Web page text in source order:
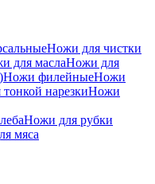
Ножи для чистки
для маслаНожи для
Ножи филейныеНожи
нарезкиНожи
Ножи для рубки
мяса